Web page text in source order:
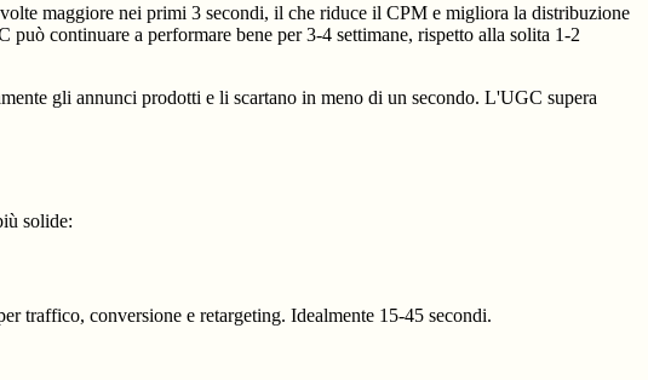
maggiore nei primi 3 secondi, il che riduce il CPM e migliora la distribuzione
continuare a performare bene per 3-4 settimane, rispetto alla solita 1-2
gli annunci prodotti e li scartano in meno di un secondo. L'UGC supera
solide:
traffico, conversione e retargeting. Idealmente 15-45 secondi.